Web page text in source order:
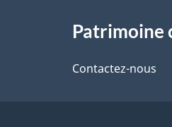
a
l
proposPatrimoine
Contactez-nous